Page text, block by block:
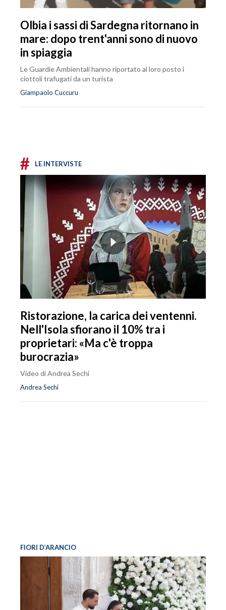
Olbia i sassi di Sardegna ritornano in
mare: dopo trent'anni sono di nuovo
in spiaggia
Le Guardie Ambientali hanno riportato al loro posto i
ciottoli trafugati da un turista
Giampaolo Cuccuru
# LE INTERVISTE
Ristorazione, la carica dei ventenni.
Nell'Isola sfiorano il 10% tra i
proprietari: «Ma c'è troppa
burocrazia»
Video di Andrea Sechi
Andrea Sechi
FIORI D’ARANCIO